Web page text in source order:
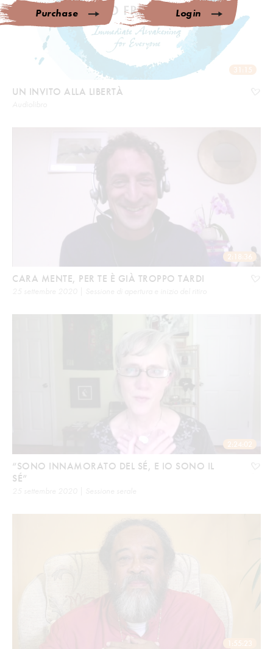
31:15
UN INVITO ALLA LIBERTÀ
2:18:36
CARA MENTE, PER TE È GIÀ TROPPO TARDI
2:24:02
“SONO INNAMORATO DEL SÉ, E IO SONO IL
SÉ”
1:55:23
Purchase Login